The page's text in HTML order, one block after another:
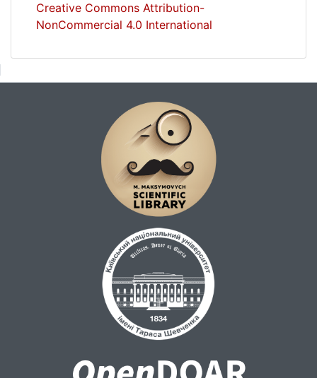
Creative Commons Attribution-
NonCommercial 4.0 International